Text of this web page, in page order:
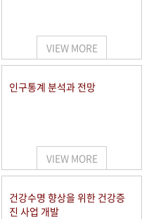
VIEW MORE
인구통계 분석과 전망
VIEW MORE
건강수명 향상을 위한 건강증
진 사업 개발